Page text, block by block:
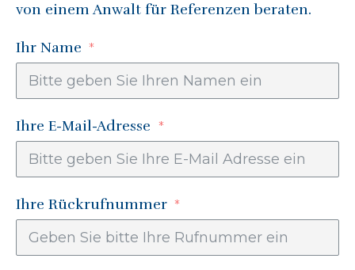
von einem Anwalt für Referenzen beraten.
Ihr Name
Ihre E-Mail-Adresse
Ihre Rückrufnummer